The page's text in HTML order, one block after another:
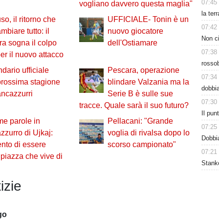
vogliano davvero questa maglia"
il ritorno che
tutto: il
sogna il colpo
il nuovo attacco
UFFICIALE- Tonin è un
nuovo giocatore
dell'Ostiamare
ufficiale
stagione
Pescara, operazione
blindare Valzania ma la
Serie B è sulle sue
tracce. Quale sarà il suo futuro?
parole in
di Ujkaj:
di essere
che vive di
Pellacani: "Grande
voglia di rivalsa dopo lo
scorso campionato"
07:45
la
07:42
Non
07:38
07:34
07:30
Il
07:25
07:21